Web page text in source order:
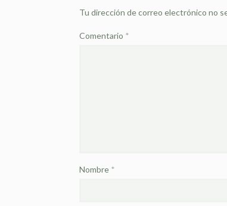
Tu dirección de correo electrónico no
Comentario *
Nombre *